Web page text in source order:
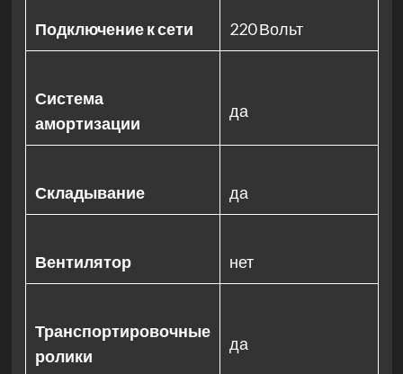
Подключение к сети 220 Вольт
Система
амортизации
да
Складывание да
Вентилятор нет
Транспортировочные
ролики
да